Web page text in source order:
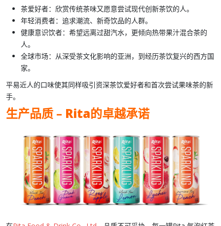
茶爱好者：欣赏传统茶味又愿意尝试现代创新茶饮的人。
年轻消费者：追求潮流、新奇饮品的人群。
健康意识饮者：希望远离过甜汽水，更倾向热带果汁混合茶的
人。
全球市场：从深受茶文化影响的亚洲，到经历茶饮复兴的西方国
家。
平易近人的口味使其同样吸引资深茶饮爱好者和首次尝试果味茶的新
手。
生产品质 – Rita的卓越承诺